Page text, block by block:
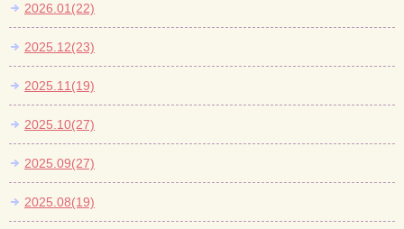
2026.01(22)
2025.12(23)
2025.11(19)
2025.10(27)
2025.09(27)
2025.08(19)